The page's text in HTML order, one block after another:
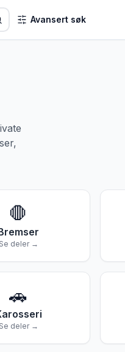
Avansert søk
🛑
Se deler →
🚗
Se deler →